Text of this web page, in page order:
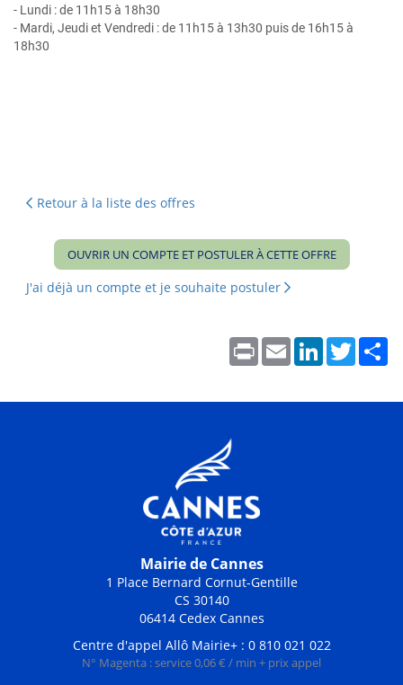
- Lundi : de 11h15 à 18h30
- Mardi, Jeudi et Vendredi : de 11h15 à 13h30 puis de 16h15 à
18h30
Retour à la liste des offres
OUVRIR UN COMPTE ET POSTULER À CETTE OFFRE
J'ai déjà un compte et je souhaite postuler
Print Email LinkedInTwitter
Mairie de Cannes
1 Place Bernard Cornut-Gentille
CS 30140
06414 Cedex Cannes
Centre d'appel Allô Mairie+ : 0 810 021 022
N° Magenta : service 0,06 € / min + prix appel